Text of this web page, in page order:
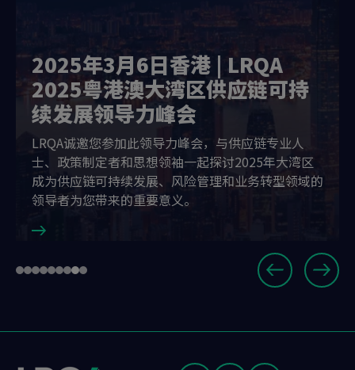
2025年3月6日香港 | LRQA
2025粤港澳大湾区供应链可持
续发展领导力峰会
LRQA诚邀您参加此领导力峰会，与供应链专业人
士、政策制定者和思想领袖一起探讨2025年大湾区
成为供应链可持续发展、风险管理和业务转型领域的
领导者为您带来的重要意义。
Slide
Go
1
Go
2
Go
3
Go
4
Go
5
Go
6
Go
7
Go
8
Go
9